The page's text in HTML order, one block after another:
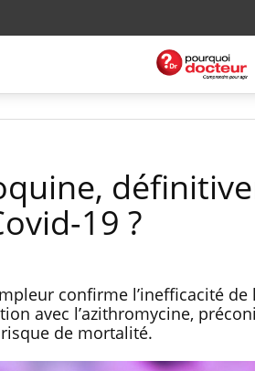
19 ?
confirme l’inefficacité
avec l’azithromycine,
de mortalité.